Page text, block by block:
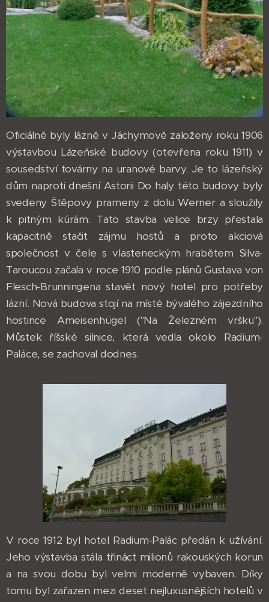
Oficiálně byly lázně v Jáchymově založeny roku 1906
výstavbou Lázeňské budovy (otevřena roku 1911) v
sousedství továrny na uranové barvy. Je to lázeňský
dům naproti dnešní Astorii Do haly této budovy byly
svedeny Štěpovy prameny z dolu Werner a sloužily
k pitným kúrám. Tato stavba velice brzy přestala
kapacitně stačit zájmu hostů a proto akciová
společnost v čele s vlasteneckým hrabětem Silva-
Taroucou začala v roce 1910 podle plánů Gustava von
Flesch-Brunningena stavět nový hotel pro potřeby
lázní. Nová budova stojí na místě bývalého zájezdního
hostince Ameisenhügel ("Na Železném vršku").
Můstek říšské silnice, která vedla okolo Radium-
Paláce, se zachoval dodnes.
V roce 1912 byl hotel Radium-Palác předán k užívání.
Jeho výstavba stála třináct milionů rakouských korun
a na svou dobu byl velmi moderně vybaven. Díky
tomu byl zařazen mezi deset nejluxusnějších hotelů v